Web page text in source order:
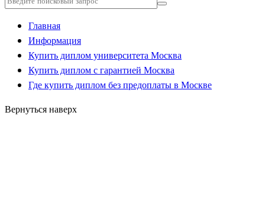
Главная
Информация
Купить диплом университета Москва
Купить диплом с гарантией Москва
Где купить диплом без предоплаты в Москве
Вернуться наверх